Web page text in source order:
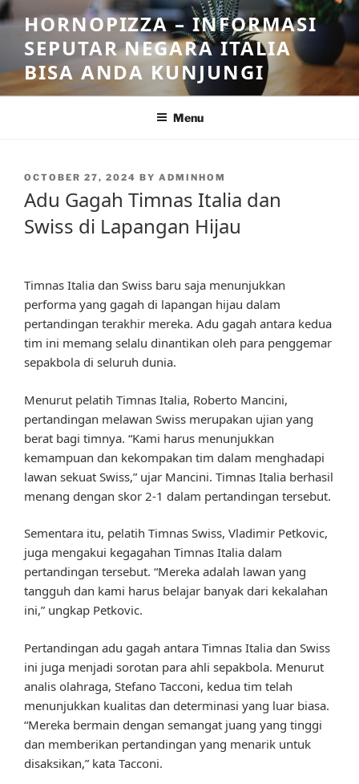
Skip
to
content
HORNOPIZZA – INFORMASI
SEPUTAR NEGARA ITALIA
BISA ANDA KUNJUNGI
Menu
POSTED
OCTOBER 27, 2024 BY ADMINHOM
Adu Gagah Timnas Italia dan
Swiss di Lapangan Hijau
Timnas Italia dan Swiss baru saja menunjukkan
performa yang gagah di lapangan hijau dalam
pertandingan terakhir mereka. Adu gagah antara kedua
tim ini memang selalu dinantikan oleh para penggemar
sepakbola di seluruh dunia.
Menurut pelatih Timnas Italia, Roberto Mancini,
pertandingan melawan Swiss merupakan ujian yang
berat bagi timnya. “Kami harus menunjukkan
kemampuan dan kekompakan tim dalam menghadapi
lawan sekuat Swiss,” ujar Mancini. Timnas Italia berhasil
menang dengan skor 2-1 dalam pertandingan tersebut.
Sementara itu, pelatih Timnas Swiss, Vladimir Petkovic,
juga mengakui kegagahan Timnas Italia dalam
pertandingan tersebut. “Mereka adalah lawan yang
tangguh dan kami harus belajar banyak dari kekalahan
ini,” ungkap Petkovic.
Pertandingan adu gagah antara Timnas Italia dan Swiss
ini juga menjadi sorotan para ahli sepakbola. Menurut
analis olahraga, Stefano Tacconi, kedua tim telah
menunjukkan kualitas dan determinasi yang luar biasa.
“Mereka bermain dengan semangat juang yang tinggi
dan memberikan pertandingan yang menarik untuk
disaksikan,” kata Tacconi.